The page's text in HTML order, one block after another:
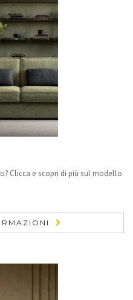
Clicca e scopri di più sul modello